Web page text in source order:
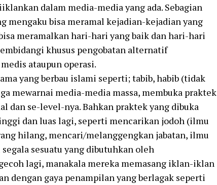
dalam media-media yang ada. Sebagian
mengaku bisa meramal kejadian-kejadian yang
meramalkan hari-hari yang baik dan hari-hari
khusus pengobatan alternatif
ataupun operasi.
yang berbau islami seperti; tabib, habib (tidak
mewarnai media-media massa, membuka praktek
dan se-level-nya. Bahkan praktek yang dibuka
dan luas lagi, seperti mencarikan jodoh (ilmu
hilang, mencari/melanggengkan jabatan, ilmu
sesuatu yang dibutuhkan oleh
lagi, manakala mereka memasang iklan-iklan
dengan gaya penampilan yang berlagak seperti